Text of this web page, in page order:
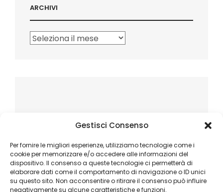
Gestisci Consenso
Per fornire le migliori esperienze, utilizziamo tecnologie come i
cookie per memorizzare e/o accedere alle informazioni del
dispositivo. Il consenso a queste tecnologie ci permetterà di
elaborare dati come il comportamento di navigazione o ID unici
su questo sito. Non acconsentire o ritirare il consenso può influire
negativamente su alcune caratteristiche e funzioni.
ARCHIVI
Archivi